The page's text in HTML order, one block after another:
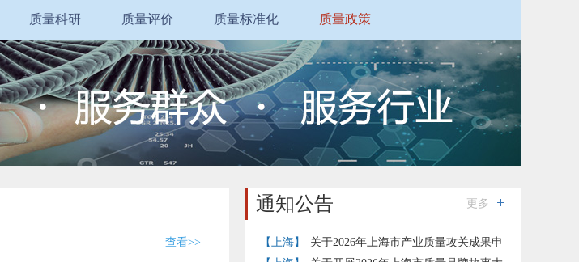
质量科研 质量评价 质量标准化 质量政策
查看>>
通知公告 更多
【上海】
关于2026年上海市产业质量攻关成果申